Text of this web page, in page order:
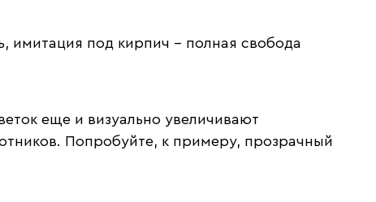
имитация под кирпич – полная свобода
еще и визуально увеличивают
Попробуйте, к примеру, прозрачный